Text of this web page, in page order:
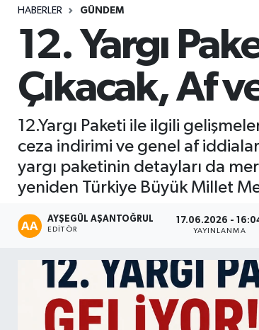
HABERLER GÜNDEM
12. Yargı
Çıkacak, Af
12.Yargı Paketi ile ilgili
ceza indirimi ve genel af
yargı paketinin detayları da
yeniden Türkiye Büyük Millet
AYŞEGÜL AŞANTOĞRUL
EDITÖR
17.06.2026 -
YAYINLANMA
Seri İlan
Siyaset
Spor
Yaşam